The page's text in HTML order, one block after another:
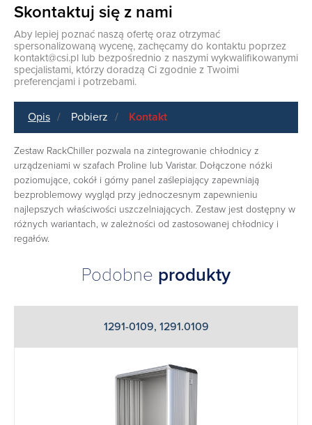
Skontaktuj się z nami
Aby lepiej poznać naszą ofertę oraz otrzymać
spersonalizowaną wycenę, zachęcamy do kontaktu poprzez
kontakt@csi.pl lub bezpośrednio z naszymi wykwalifikowanymi
specjalistami, którzy doradzą Ci zgodnie z Twoimi
preferencjami i potrzebami.
Opis Pobierz Kontakt
Zestaw RackChiller pozwala na zintegrowanie chłodnicy z
urządzeniami w szafach Proline lub Varistar. Dołączone nóżki
poziomujące, cokół i górny panel zaślepiający zapewniają
bezproblemowy wygląd przy jednoczesnym zapewnieniu
najlepszych właściwości uszczelniających. Zestaw jest dostępny w
różnych wariantach, w zależności od zastosowanej chłodnicy i
regałów.
Podobne produkty
1291-0109, 1291.0109